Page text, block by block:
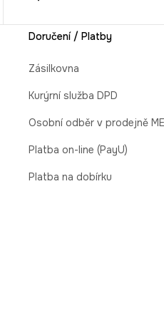
Doručení / Platby
Zásilkovna
Kurýrní služba DPD
Osobní odběr v prodejně
Platba on-line (PayU)
Platba na dobírku